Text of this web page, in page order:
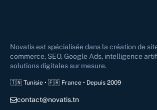
Novatis est spécialisée dans la création de
commerce, SEO, Google Ads, intelligence
solutions digitales sur mesure.
🇹🇳 Tunisie • 🇫🇷 France • Depuis 2009
contact@novatis.tn